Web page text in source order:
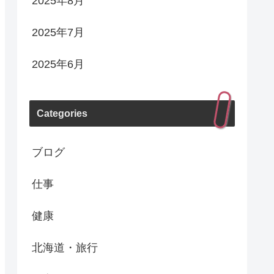
2025年7月
2025年6月
Categories
ブログ
仕事
健康
北海道・旅行